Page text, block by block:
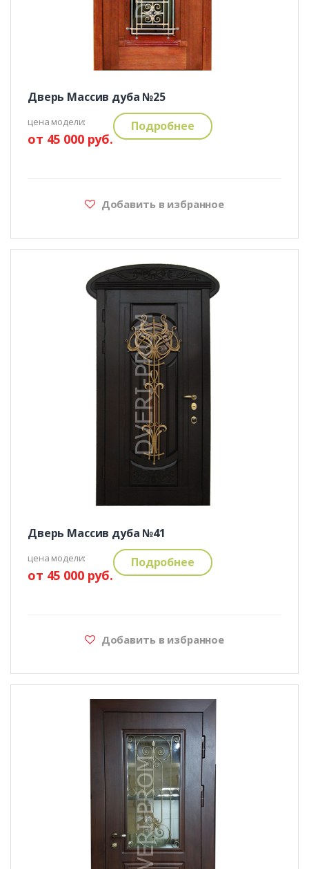
Дверь Массив дуба №25
цена модели:
от 45 000 руб.
Подробнее
Добавить в избранное
Дверь Массив дуба №41
цена модели:
от 45 000 руб.
Подробнее
Добавить в избранное